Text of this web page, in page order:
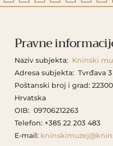
Pravne
Naziv subjekta: Kninski
Adresa subjekta: Tvrđava 3
Poštanski broj i grad:
Hrvatska
OIB: 09706212263
Telefon: +385 22 203 483
E-mail: